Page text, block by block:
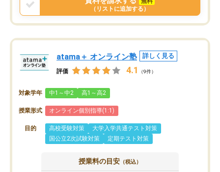
（リストに追加する）
atama＋ オンライン塾 詳しく見る
評価 4.1 （9件）
対象学年 中1～中2 高1～高2
授業形式 オンライン個別指導(1:1)
目的 高校受験対策
大学入学共通テスト対策
国公立2次試験対策
定期テスト対策
授業料の目安 （税込）